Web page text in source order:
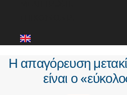
Η απαγόρευση
είναι ο